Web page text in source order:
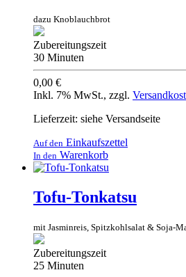
dazu Knoblauchbrot
Zubereitungszeit
30 Minuten
0,00 €
Inkl. 7% MwSt., zzgl.
Lieferzeit: siehe Versandseite
Auf den Einkaufszettel
In den Warenkorb
Tofu-Tonkatsu
mit Jasminreis, Spitzkohlsalat & Soja-
Zubereitungszeit
25 Minuten